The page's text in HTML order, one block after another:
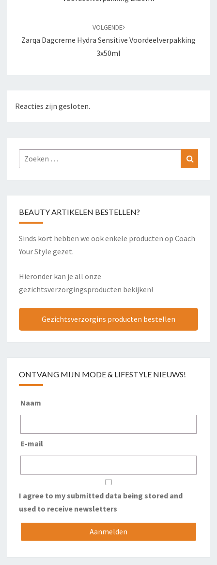
VOLGENDE
Zarqa Dagcreme Hydra Sensitive Voordeelverpakking
3x50ml
Reacties zijn gesloten.
Zoeken
naar:
BEAUTY ARTIKELEN BESTELLEN?
Sinds kort hebben we ook enkele producten op Coach
Your Style gezet.
Hieronder kan je all onze
gezichtsverzorgingsproducten bekijken!
Gezichtsverzorgins producten bestellen
ONTVANG MIJN MODE & LIFESTYLE NIEUWS!
Naam
E-mail
I agree to my submitted data being stored and
used to receive newsletters